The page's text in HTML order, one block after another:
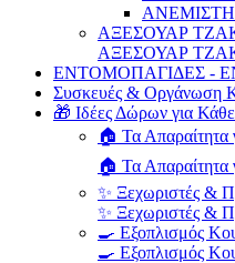
ΑΞΕΣΟΥΑΡ
ΑΞΕΣΟΥΑΡ
ΕΝΤΟΜΟΠΑΓΙΔΕΣ -
Συσκευές & Οργάνωση
🎁 Ιδέες Δώρων για
🏠 Τα Απαραίτητα
🏠 Τα Απαραίτητα
✨ Ξεχωριστές &
✨ Ξεχωριστές &
🍳 Εξοπλισμός
🍳 Εξοπλισμός